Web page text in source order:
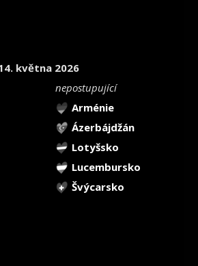
května 2026
nepostupující
Arménie
Ázerbájdžán
Lotyšsko
Lucembursko
Švýcarsko